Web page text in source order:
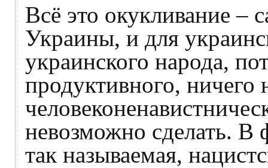
Всё это окукливание –
Украины, и для
украинского народа,
продуктивного, ничего
невозможно сделать. В
так называемая,